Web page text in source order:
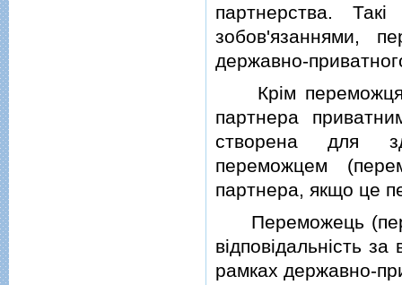
партнерства.
зобов'язаннями,
державно-
Крiм переможця
партнера
створена для
переможцем
партнера, якщо це
Переможець
вiдповiдальнiсть за
рамках державно-